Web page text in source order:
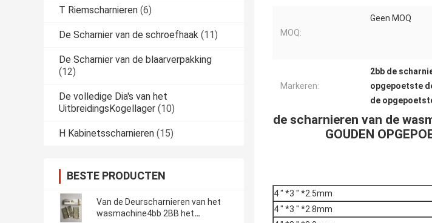
T Riemscharnieren (6)
De Scharnier van de schroefhaak (11)
De Scharnier van de blaarverpakking
(12)
De volledige Dia's van het
UitbreidingsKogellager (10)
H Kabinetsscharnieren (15)
BESTE PRODUCTEN
Van de Deurscharnieren van het
wasmachine4bb 2BB het
MOQ:
Geen MOQ
Markeren:
2bb de
opgepoetste
de
de scharnieren van de
GOUDEN
4 " *3 " *2.5mm
4 " *3 " *2.8mm